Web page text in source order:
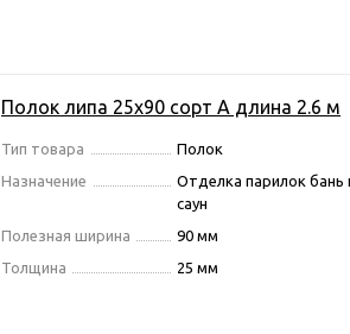
Полок липа 25х90 сорт А длина 2.6 м
Тип товара
Полок
Назначение
Отделка парилок бань
саун
Полезная ширина
90 мм
Толщина
25 мм